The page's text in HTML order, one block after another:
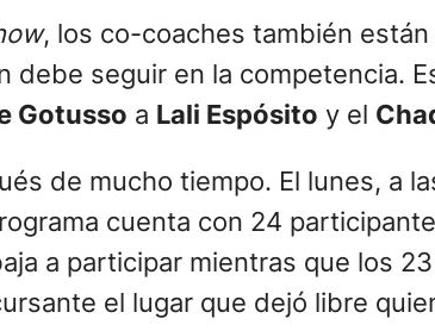
, los co-coaches también
debe seguir en la competencia.
Gotusso a Lali Espósito y el
de mucho tiempo. El lunes, a
cuenta con 24
a participar mientras que los
el lugar que dejó libre